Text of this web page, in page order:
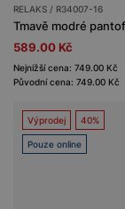
RELAKS / R34007-16
589.00 Kč
Nejnižší cena: 749.00 Kč
Původní cena: 749.00 Kč
Výprodej 40%
Pouze online